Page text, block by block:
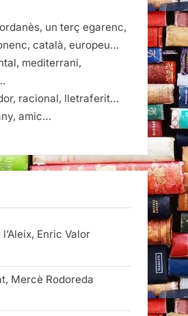
un terç egarenc,
català, europeu…
mediterrani,
racional, lletraferit…
amic…
l’Aleix, Enric Valor
Mercè Rodoreda